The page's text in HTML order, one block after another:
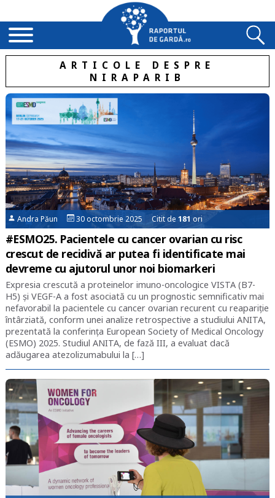
ARTICOLE DESPRE
NIRAPARIB
Andra Păun 30 octombrie 2025 Citit de181 ori
#ESMO25. Pacientele cu cancer ovarian cu risc
crescut de recidivă ar putea fi identificate mai
devreme cu ajutorul unor noi biomarkeri
Expresia crescută a proteinelor imuno-oncologice VISTA (B7-
H5) și VEGF-A a fost asociată cu un prognostic semnificativ mai
nefavorabil la pacientele cu cancer ovarian recurent cu reapariție
întârziată, conform unei analize retrospective a studiului ANITA,
prezentată la conferința European Society of Medical Oncology
(ESMO) 2025. Studiul ANITA, de fază III, a evaluat dacă
adăugarea atezolizumabului la […]